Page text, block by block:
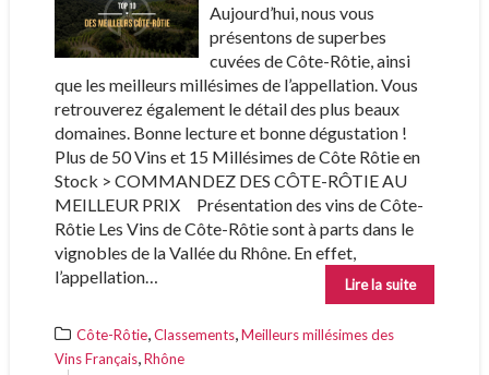
Aujourd’hui, nous vous
présentons de superbes
cuvées de Côte-Rôtie, ainsi
que les meilleurs millésimes de l’appellation. Vous
retrouverez également le détail des plus beaux
domaines. Bonne lecture et bonne dégustation !
Plus de 50 Vins et 15 Millésimes de Côte Rôtie en
Stock > COMMANDEZ DES CÔTE-RÔTIE AU
MEILLEUR PRIX Présentation des vins de Côte-
Rôtie Les Vins de Côte-Rôtie sont à parts dans le
vignobles de la Vallée du Rhône. En effet,
l’appellation…
Lire la suite
Côte-Rôtie,Classements,Meilleurs millésimes des
Vins Français,Rhône